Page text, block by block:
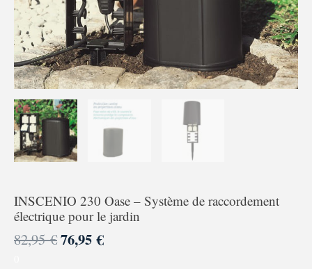
INSCENIO 230 Oase – Système de raccordement
électrique pour le jardin
82,95€76,95€
raccordement
électrique
pour
le
jardin